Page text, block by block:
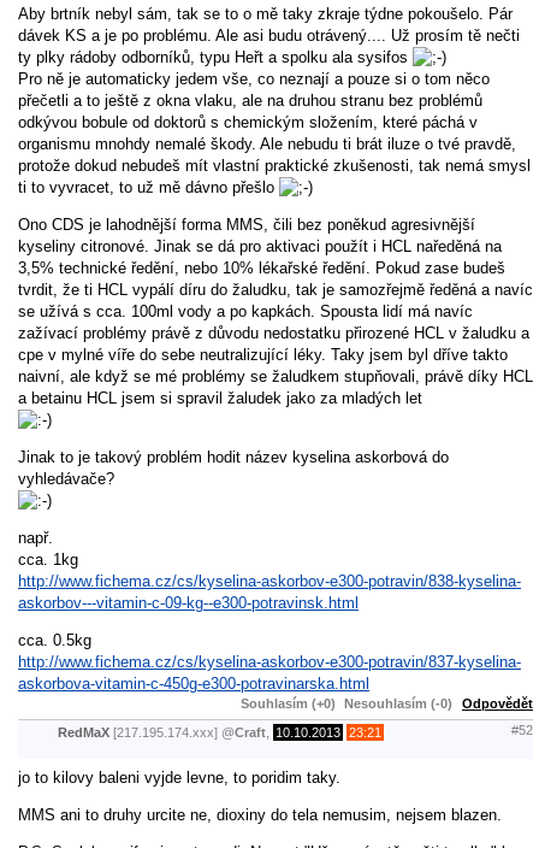
Aby brtník nebyl sám, tak se to o mě taky zkraje týdne pokoušelo. Pár
dávek KS a je po problému. Ale asi budu otrávený.... Už prosím tě nečti
ty plky rádoby odborníků, typu Heřt a spolku ala sysifos
Pro ně je automaticky jedem vše, co neznají a pouze si o tom něco
přečetli a to ještě z okna vlaku, ale na druhou stranu bez problémů
odkývou bobule od doktorů s chemickým složením, které páchá v
organismu mnohdy nemalé škody. Ale nebudu ti brát iluze o tvé pravdě,
protože dokud nebudeš mít vlastní praktické zkušenosti, tak nemá smysl
ti to vyvracet, to už mě dávno přešlo
Ono CDS je lahodnější forma MMS, čili bez poněkud agresivnější
kyseliny citronové. Jinak se dá pro aktivaci použít i HCL naředěná na
3,5% technické ředění, nebo 10% lékařské ředění. Pokud zase budeš
tvrdit, že ti HCL vypálí díru do žaludku, tak je samozřejmě ředěná a navíc
se užívá s cca. 100ml vody a po kapkách. Spousta lidí má navíc
zažívací problémy právě z důvodu nedostatku přirozené HCL v žaludku a
cpe v mylné víře do sebe neutralizující léky. Taky jsem byl dříve takto
naivní, ale když se mé problémy se žaludkem stupňovali, právě díky HCL
a betainu HCL jsem si spravil žaludek jako za mladých let
Jinak to je takový problém hodit název kyselina askorbová do
vyhledávače?
např.
cca. 1kg
http://www.fichema.cz/cs/kyselina-askorbov-e300-potravin/838-kyselina-
askorbov---vitamin-c-09-kg--e300-potravinsk.html
cca. 0.5kg
http://www.fichema.cz/cs/kyselina-askorbov-e300-potravin/837-kyselina-
askorbova-vitamin-c-450g-e300-potravinarska.html
Souhlasím (+0) Nesouhlasím (-0) Odpovědět
RedMaX [217.195.174.xxx] @Craft 10.10.2013 23:21 #52
jo to kilovy baleni vyjde levne, to poridim taky.
MMS ani to druhy urcite ne, dioxiny do tela nemusim, nejsem blazen.